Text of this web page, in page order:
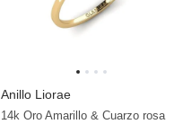
Anillo Liorae
14k Oro Amarillo & Cuarzo rosa